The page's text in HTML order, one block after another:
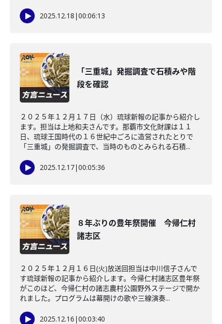
2025.12.18 |00:06:13
「三重城」発掘調査で石積みや階
段を確認
２０２５年１２月１７日（水）琉球新報の記事から紹介し
ます。担当は上地和夫さんです。那覇市文化財課は１１
日、琉球王国時代の１６世紀中ごろに造営されたとりで
「三重城」の発掘調査で、当時のものとみられる石積...
2025.12.17|00:05:36
８年ぶりの豊年祭開催 今帰仁村
諸志区
２０２５年１２月１６日(火)放送回担当は中川信子さんで
す琉球新報の記事から紹介します。今帰仁村諸志区豊年祭
がこのほど、今帰仁村の諸志農村公園野外ステージで開か
れました。プログラムは幕開けの歌や三線演奏...
2025.12.16 |00:03:40